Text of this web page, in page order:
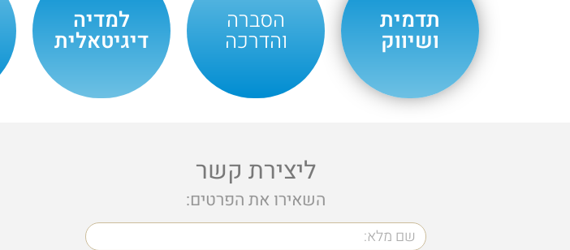
תדמית
ושיווק
הסברה
והדרכה
למדיה
דיגיטאלית
ליצירת קשר
השאירו את הפרטים: